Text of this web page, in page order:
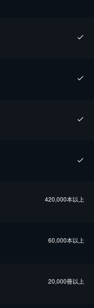
420,000本以上
60,000本以上
20,000冊以上